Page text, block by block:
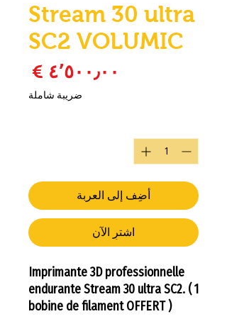
Stream 30 ultra
SC2 VOLUMIC
ضريبة شاملة
أضِف إلى العربة
اشترِ الآن
Imprimante 3D professionnelle
endurante Stream 30 ultra SC2. ( 1
bobine de filament OFFERT )